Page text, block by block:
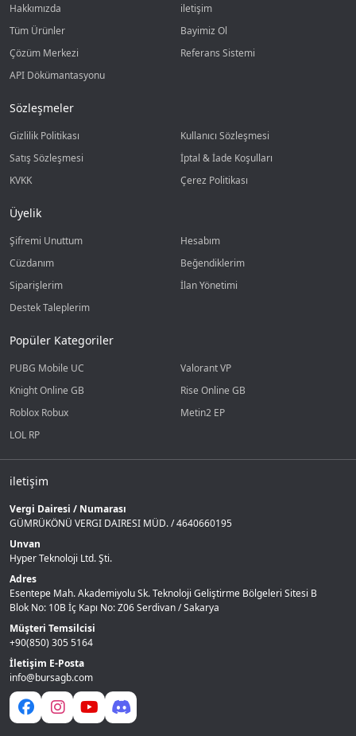
Hakkımızda
iletişim
Tüm Ürünler
Bayimiz Ol
Çözüm Merkezi
Referans Sistemi
API Dökümantasyonu
Sözleşmeler
Gizlilik Politikası
Kullanıcı Sözleşmesi
Satış Sözleşmesi
İptal & İade Koşulları
KVKK
Çerez Politikası
Üyelik
Şifremi Unuttum
Hesabım
Cüzdanım
Beğendiklerim
Siparişlerim
İlan Yönetimi
Destek Taleplerim
Popüler Kategoriler
PUBG Mobile UC
Valorant VP
Knight Online GB
Rise Online GB
Roblox Robux
Metin2 EP
LOL RP
iletişim
Vergi Dairesi / Numarası
GÜMRÜKÖNÜ VERGI DAIRESI MÜD. / 4640660195
Unvan
Hyper Teknoloji Ltd. Şti.
Adres
Esentepe Mah. Akademiyolu Sk. Teknoloji Geliştirme Bölgeleri Sitesi B
Blok No: 10B İç Kapı No: Z06 Serdivan / Sakarya
Müşteri Temsilcisi
+90(850) 305 5164
İletişim E-Posta
info@bursagb.com